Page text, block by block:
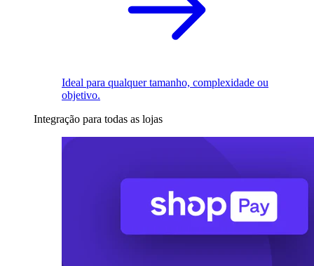
Ideal para qualquer tamanho, complexidade ou
objetivo.
Integração para todas as lojas